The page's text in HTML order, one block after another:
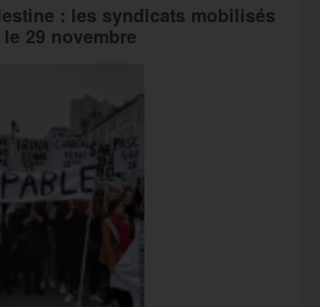
: les syndicats mobilisés
le 29 novembre